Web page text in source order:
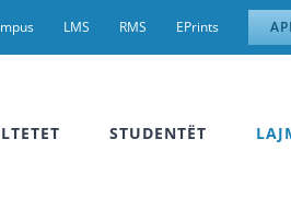
LMS RMS EPrints
STUDENTËT